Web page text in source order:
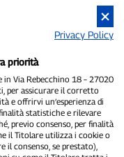
Privacy Policy
priorità
Via Rebecchino 18 – 27020
per assicurare il corretto
e offrirvi un’esperienza di
statistiche e rilevare
previo consenso, per finalità
il Titolare utilizza i cookie o
il consenso, se prestato),